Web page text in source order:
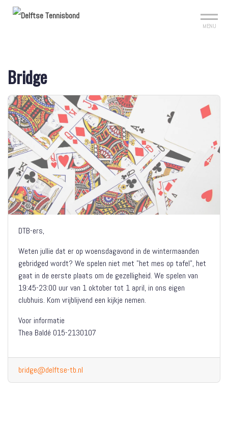
MENU
Bridge
DTB-ers,
Weten jullie dat er op woensdagavond in de wintermaanden
gebridged wordt? We spelen niet met "het mes op tafel", het
gaat in de eerste plaats om de gezelligheid. We spelen van
19:45-23:00 uur van 1 oktober tot 1 april, in ons eigen
clubhuis. Kom vrijblijvend een kijkje nemen.
Voor informatie
Thea Baldé 015-2130107
bridge@delftse-tb.nl